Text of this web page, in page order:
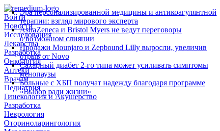
Войти
Новости
Исследования
Лекарства
Разработка
Онкология
Аптеки
Врачам
Педиатрия
Гинекология и Акушерство
Разработка
Неврология
Оториноларингология
Эра персонализированной медицины и антикоагулянтной
терапии: взгляд мирового эксперта
AstraZeneca и Bristol Myers не ведут переговоры
о возможном слиянии
Продажи Mounjaro и Zepbound Lilly выросли, увеличив
отрыв от Novo
Сахарный диабет 2‑го типа может усиливать симптомы
менопаузы
Больные с ХБП получат надежду благодаря программе
«Выбор ради жизни»